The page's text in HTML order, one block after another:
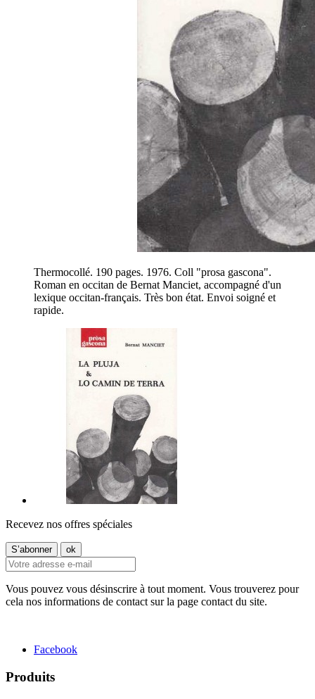
Thermocollé. 190 pages. 1976. Coll "prosa gascona".
Roman en occitan de Bernat Manciet, accompagné d'un
lexique occitan-français. Très bon état. Envoi soigné et
rapide.
Recevez nos offres spéciales
Vous pouvez vous désinscrire à tout moment. Vous trouverez pour
cela nos informations de contact sur la page contact du site.
Facebook
Produits